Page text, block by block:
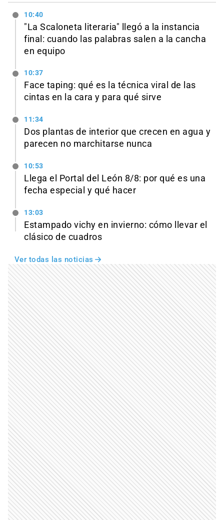
10:40
"La Scaloneta literaria" llegó a la instancia
final: cuando las palabras salen a la cancha
en equipo
10:37
Face taping: qué es la técnica viral de las
cintas en la cara y para qué sirve
11:34
Dos plantas de interior que crecen en agua y
parecen no marchitarse nunca
10:53
Llega el Portal del León 8/8: por qué es una
fecha especial y qué hacer
13:03
Estampado vichy en invierno: cómo llevar el
clásico de cuadros
Ver todas las noticias